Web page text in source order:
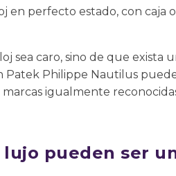
en perfecto estado, con caja
sea caro, sino de que exista
Patek Philippe Nautilus
igualmente
pueden ser